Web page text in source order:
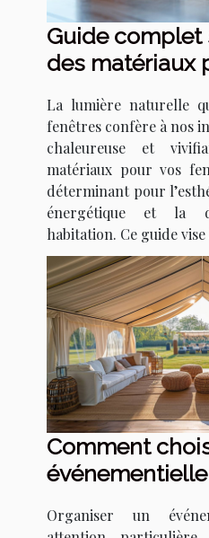
Guide complet
des matériaux
La lumière naturelle
fenêtres confère à nos
chaleureuse et
matériaux pour vos
déterminant pour
énergétique et la
habitation. Ce guide
Comment
Organiser un